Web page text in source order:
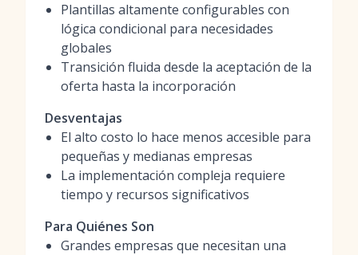
Plantillas altamente configurables con
lógica condicional para necesidades
globales
Transición fluida desde la aceptación de la
oferta hasta la incorporación
Desventajas
El alto costo lo hace menos accesible para
pequeñas y medianas empresas
La implementación compleja requiere
tiempo y recursos significativos
Para Quiénes Son
Grandes empresas que necesitan una